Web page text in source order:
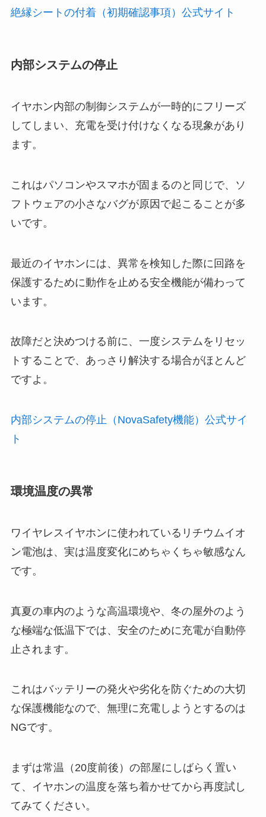
絶縁シートの付着（初期確認事項）公式サイト
内部システムの停止
イヤホン内部の制御システムが一時的にフリーズ
してしまい、充電を受け付けなくなる現象があり
ます。
これはパソコンやスマホが固まるのと同じで、ソ
フトウェアの小さなバグが原因で起こることが多
いです。
最近のイヤホンには、異常を検知した際に回路を
保護するために動作を止める安全機能が備わって
います。
故障だと決めつける前に、一度システムをリセッ
トすることで、あっさり解決する場合がほとんど
ですよ。
内部システムの停止（NovaSafety機能）公式サイ
ト
環境温度の異常
ワイヤレスイヤホンに使われているリチウムイオ
ン電池は、実は温度変化にめちゃくちゃ敏感なん
です。
真夏の車内のような高温環境や、冬の屋外のよう
な極端な低温下では、安全のために充電が自動停
止されます。
これはバッテリーの発火や劣化を防ぐための大切
な保護機能なので、無理に充電しようとするのは
NGです。
まずは常温（20度前後）の部屋にしばらく置い
て、イヤホンの温度を落ち着かせてから再度試し
てみてください。